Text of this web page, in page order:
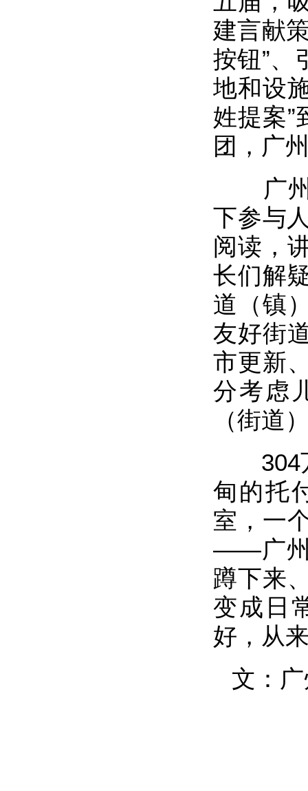
建言献
按钮”、
地和设
姓提案”
团，广
广州
下参与
阅读，
长们解
道（镇
友好街
市更新
分考虑
（街道
304万
甸的托
室，一
——广州
蹲下来
变成日
好，从
文：